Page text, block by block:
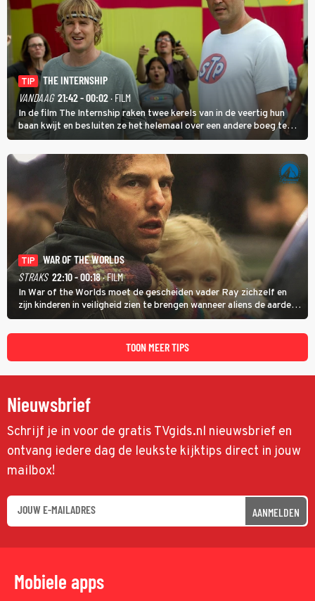
TIP
THE INTERNSHIP
VANDAAG 21:42 - 00:02· FILM
In de film The Internship raken twee kerels van in de veertig hun
baan kwijt en besluiten ze het helemaal over een andere boeg te
gooien door als stagiair aan de slag te gaan bij Google.
TIP
WAR OF THE WORLDS
STRAKS 22:10 - 00:18· FILM
In War of the Worlds moet de gescheiden vader Ray zichzelf en
zijn kinderen in veiligheid zien te brengen wanneer aliens de aarde
aanvallen.
TOON MEER TIPS
Nieuwsbrief
Schrijf je in voor de gratis TVgids.nl nieuwsbrief en
ontvang iedere dag de leukste kijktips direct in jouw
mailbox!
AANMELDEN
Mobiele apps